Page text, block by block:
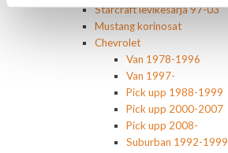
Starcraft levikesarja 97-03
Mustang korinosat
Chevrolet
Van 1978-1996
Van 1997-
Pick upp 1988-1999
Pick upp 2000-2007
Pick upp 2008-
Suburban 1992-1999